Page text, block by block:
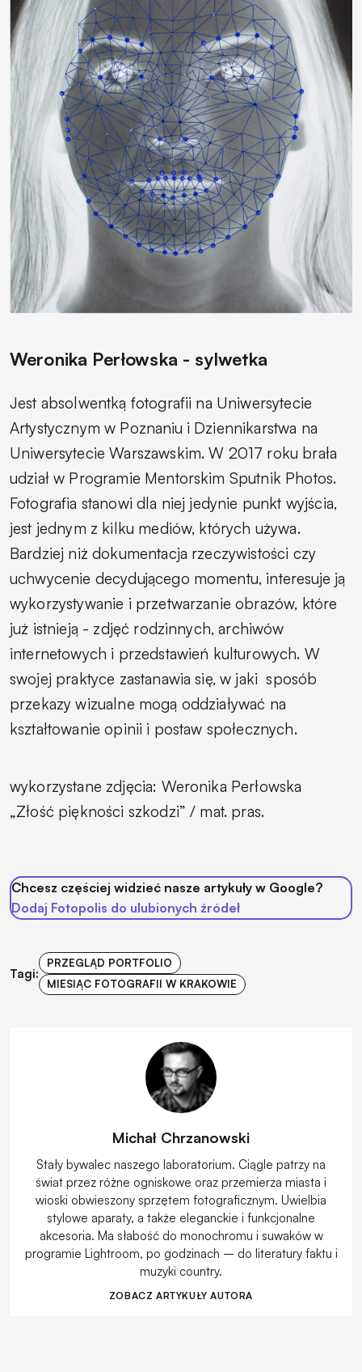
Weronika Perłowska - sylwetka
Jest absolwentką fotografii na Uniwersytecie
Artystycznym w Poznaniu i Dziennikarstwa na
Uniwersytecie Warszawskim. W 2017 roku brała
udział w Programie Mentorskim Sputnik Photos.
Fotografia stanowi dla niej jedynie punkt wyjścia,
jest jednym z kilku mediów, których używa.
Bardziej niż dokumentacja rzeczywistości czy
uchwycenie decydującego momentu, interesuje ją
wykorzystywanie i przetwarzanie obrazów, które
już istnieją - zdjęć rodzinnych, archiwów
internetowych i przedstawień kulturowych. W
swojej praktyce zastanawia się, w jaki sposób
przekazy wizualne mogą oddziaływać na
kształtowanie opinii i postaw społecznych.
wykorzystane zdjęcia: Weronika Perłowska
„Złość piękności szkodzi” / mat. pras.
Chcesz częściej widzieć nasze artykuły w Google?
Dodaj Fotopolis do ulubionych źródeł
Tagi:
PRZEGLĄD PORTFOLIO
MIESIĄC FOTOGRAFII W KRAKOWIE
Michał Chrzanowski
Stały bywalec naszego laboratorium. Ciągle patrzy na
świat przez różne ogniskowe oraz przemierza miasta i
wioski obwieszony sprzętem fotograficznym. Uwielbia
stylowe aparaty, a także eleganckie i funkcjonalne
akcesoria. Ma słabość do monochromu i suwaków w
programie Lightroom, po godzinach – do literatury faktu i
muzyki country.
ZOBACZ ARTYKUŁY AUTORA